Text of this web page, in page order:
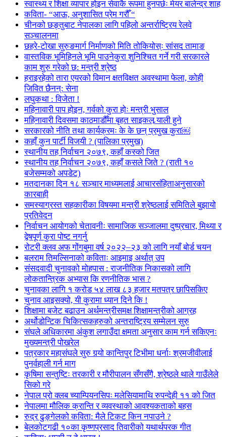
स्वास्थ्य र शिक्षा व्यापार होइन सेवाकै रूपमा हुनपर्छः मेयर बालेन्द्र शाह
कविता- “आऊ, अनुशासित प्रेम गरौँ “
चीनको छङ्तुबाट नेपालका लागि पहिलो अन्तर्राष्ट्रिय रेलवे
सञ्चालनमा
छहरे-टोखा सुरुङमार्ग निर्माणको मिति तोकियोस्ः सांसद तामाङ
वास्तविक भूमिहिनले भूमि पाउनेकुरा शुनिश्चित गर्ने गरी सरकारले
काम शुरु गरेको छ: मन्त्री श्रेष्ठ
हराइरहेको तारा एयरको विमान क्षतविक्षत अवस्थामा फेला, कोही
जिवित छैनन्: सेना
लघुकथा : विजेता !
महिनावारी पाप होइन, गर्वको कुरा होः मन्त्री भुसाल
महिनावारी दिवसमा काठमाडौँमा बृहत साइकल र्‍याली हुने
सरकारको नीति तथा कार्यक्रमः के के छन् प्रमुख कुरा￼
कहाँ कुन पार्टी विजयी ? (पालिका प्रमुख)
स्थानीय तह निर्वाचन २०७९, कहाँ कस्को जित
स्थानीय तह निर्वाचन २०७९, कहाँ कसले जिते ? (राती १०
बजेसम्मको अपडेट)
मतदानका दिन १८ सञ्चार माध्यमलाई आचारसंहिताअनुसारको
कारबाही
समस्याग्रस्त सहकारीका विषयमा मन्त्री श्रेष्ठलाई समितिले बुझायो
प्रतिवेदन
निर्वाचन आयोगको चेतावनीः सामाजिक सञ्जालमा दुष्प्रचार, मिथ्या र
द्वेषपूर्ण कुरा पोष्ट नगर्नु
रोटरी क्लव अफ गोंगबुमा वर्ष २०२२–२३ को लागि नयाँ बोर्ड चयन
बलराम तिमल्सिनाको कविताः आइमाइ अर्थात् उप
संसदवादी चुनावको मोहपास : राजनीतिक निकासको लागि
लोकतान्त्रिक अभ्यास कि रणनीतिक भास ?
चुनावका लागि १ करोड ५४ लाख ८३ हजार मतपत्र छापिसकिए
चुनाव आइसक्यो, यी कुरामा ध्यान दिने कि !
शिक्षामा बजेट बढाउन अर्थमन्त्रीसमक्ष शिक्षामन्त्रीको आग्रह
अर्थोडोन्टिक चिकित्सकहरुको अन्तराष्ट्रिय सम्मेलन सुरु
संघले अधिकारमा अंकुश लगाउँदा क्षमता अनुसार काम गर्न सकिएनः
मुख्यमन्त्री पोखरेल
पत्रकार महासंघले सुरु गर्‍यो कान्तिपुर टिभीमा धर्नाः श्रमजीवीलाई
पुनर्वहाली गर्न माग
कृषिमा सन्तुष्टिः तरकारी र मौरीपालन सँगसँगै, श्रेष्ठले थाले गाउँलेले
सिको गरे
नेपाल प्रो क्लब च्याम्पियनसिपः मलेसियामाथि रुपन्देही ११ को जित
नेपालमा मौलिक क्रान्ति र व्यवस्थाको आवश्यकताको बहस
रुद्र ढुङ्गेलको कविता: मैले टिकट किन नपाउने ?
बेलकोटगढी १०का कृष्णप्रसाद तिवारीको यथार्थपरक गीत